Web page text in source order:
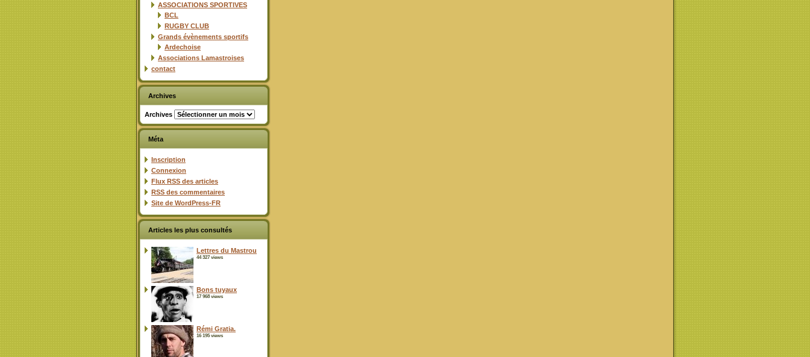
ASSOCIATIONS SPORTIVES
BCL
RUGBY CLUB
Grands évènements sportifs
Ardechoise
Associations Lamastroises
contact
Archives
Archives
Méta
Inscription
Connexion
Flux RSS des articles
RSS des commentaires
Site de WordPress-FR
Articles les plus consultés
Lettres du Mastrou
44 327 views
Bons tuyaux
17 968 views
Rémi Gratia.
16 195 views